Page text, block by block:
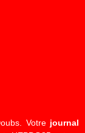
Votre journal